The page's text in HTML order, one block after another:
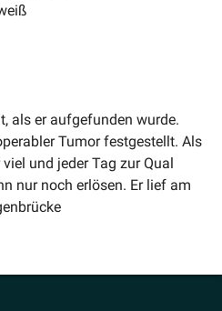
als er aufge­funden wurde.
Tumor festge­stellt. Als
und jeder Tag zur Qual
nur noch erlösen. Er lief am